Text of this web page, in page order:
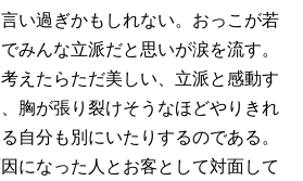
い過ぎかもしれない。おっこが若
みんな立派だと思いが涙を流す。
えたらただ美しい、立派と感動す
胸が張り裂けそうなほどやりきれ
自分も別にいたりするのである。
になった人とお客として対面して